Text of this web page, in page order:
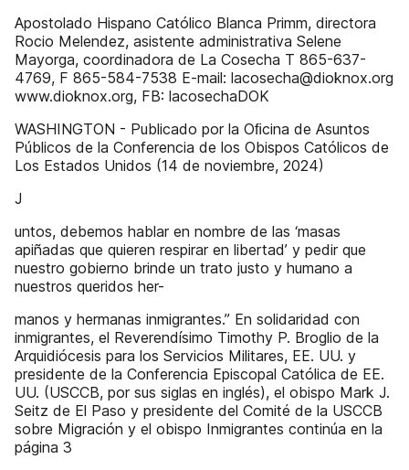
Apostolado Hispano Católico Blanca Primm, directora
Rocio Melendez, asistente administrativa Selene
Mayorga, coordinadora de La Cosecha T 865-637-
4769, F 865-584-7538 E-mail: lacosecha@dioknox.org
www.dioknox.org, FB: lacosechaDOK
WASHINGTON - Publicado por la Oﬁcina de Asuntos
Públicos de la Conferencia de los Obispos Católicos de
Los Estados Unidos (14 de noviembre, 2024)
J
untos, debemos hablar en nombre de las ‘masas
apiñadas que quieren respirar en libertad’ y pedir que
nuestro gobierno brinde un trato justo y humano a
nuestros queridos her-
manos y hermanas inmigrantes.” En solidaridad con
inmigrantes, el Reverendísimo Timothy P. Broglio de la
Arquidiócesis para los Servicios Militares, EE. UU. y
presidente de la Conferencia Episcopal Católica de EE.
UU. (USCCB, por sus siglas en inglés), el obispo Mark J.
Seitz de El Paso y presidente del Comité de la USCCB
sobre Migración y el obispo Inmigrantes continúa en la
página 3